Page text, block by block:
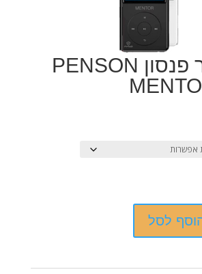
נגן מנטור פנסון PENSON
לסל